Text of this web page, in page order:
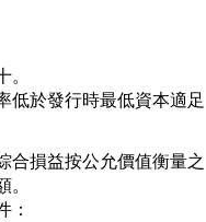
。
低於發行時最低資本適足
合損益按公允價值衡量之
。
：